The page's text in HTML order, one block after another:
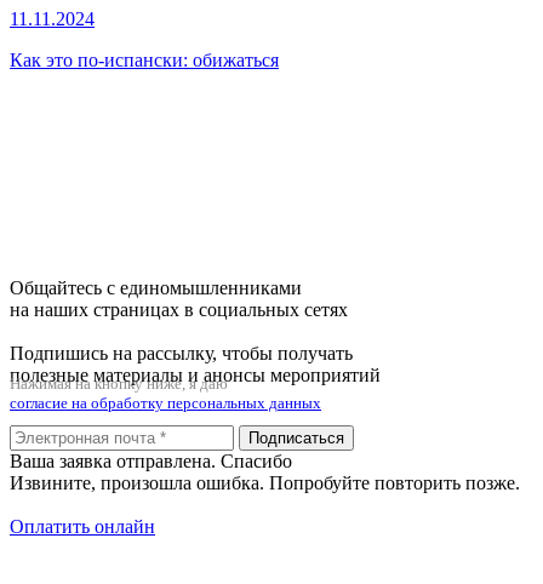
11.11.2024
Как это по-испански: обижаться
Общайтесь с единомышленниками
на наших страницах в социальных сетях
Подпишись на рассылку, чтобы получать
полезные материалы и анонсы мероприятий
Нажимая на кнопку ниже, я даю
согласие на обработку персональных данных
Подписаться
Ваша заявка отправлена. Спасибо
Извините, произошла ошибка. Попробуйте повторить позже.
Оплатить онлайн